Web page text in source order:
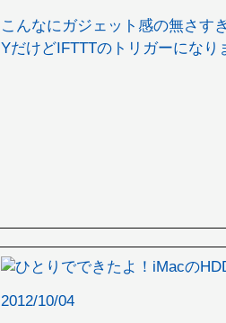
こんなにガジェット感の無さす
YだけどIFTTTのトリガーになり
2012/10/04